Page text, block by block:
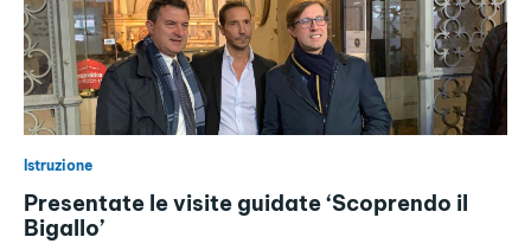
Istruzione
Presentate le visite guidate ‘Scoprendo il
Bigallo’